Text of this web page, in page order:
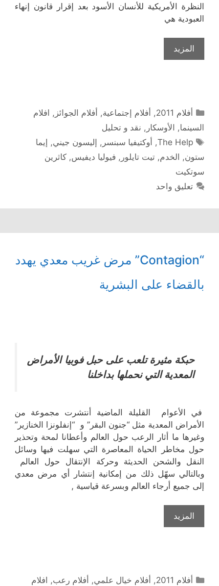
النظرة الأمريكية للأنسان الأسود بعد إقرار قانون إنهاء
العبودية هي
المزيد
التصنيفات
أفلام 2011 , أفلام إجتماعية, أفلام الجوائز , افلام
السينما, الأوسكار , نقد و تحليل
الوسوم
The Help
, أوكتيفيا سبنسر , إليسون جيني, إيما
ستون, الخدم, تيت تايلور , فيوليا ديفيس, كاثرين
سوتكيت
تعليق واحد
“Contagion” مرض غريب معدي يهدد
بالقضاء على البشرية
حبكة مثيرة تلعب على حبل فوبيا الأمراض
المعدية التي نحملها بداخلنا
في الأعوام القليلة الماضية أنتشرت مجموعة من
الأمراض المعدية مثل “جنون البقر” و “إنفلونزا الخنازير”
وغيرها ما أثار الرعب حول العالم وأعطانا لمحة وتحذير
حول مخاطر الحياة المعاصرة التي سهلت فيها وسائل
النقل والشحن الحديثة وحركة الإنتقال حول العالم
وبالتالي سهّل ذلك من إمكانية إنتشار أي مرض معدي
إلى جميع أرجاء العالم وبسرعة قياسية ,
المزيد
التصنيفات
أفلام 2011 , أفلام خيال علمي, أفلام رعب, افلام